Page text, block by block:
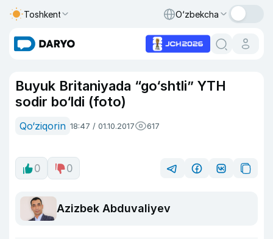
Toshkent O‘zbekcha
Buyuk Britaniyada “go‘shtli” YTH
sodir bo‘ldi (foto)
Qo‘ziqorin 18:47 / 01.10.2017 617
0 0
Azizbek Abduvaliyev